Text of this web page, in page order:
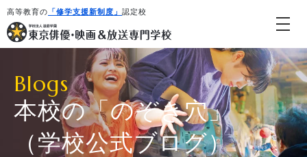
高等教育の 「修学支援新制度」 認定校
Blogs
本校の「のぞき穴」
（学校公式ブログ）